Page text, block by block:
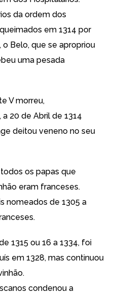
da ordem dos
em 1314 por
Belo, que se apropriou
uma pesada
V morreu,
20 de Abril de 1314
deitou veneno no seu
os papas que
eram franceses.
nomeados de 1305 a
1315 ou 16 a 1334, foi
em 1328, mas continuou
condenou a